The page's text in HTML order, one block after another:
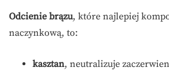
Odcienie brązu, które najlepiej
naczynkową, to:
kasztan, neutralizuje